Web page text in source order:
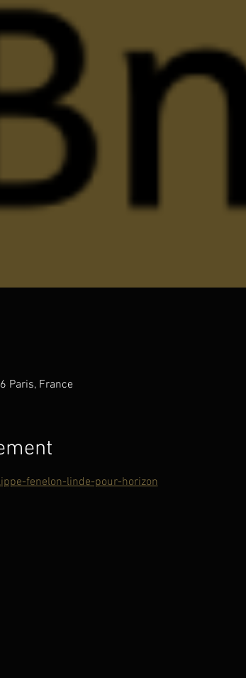
Paris, France
fenelon-linde-pour-horizon